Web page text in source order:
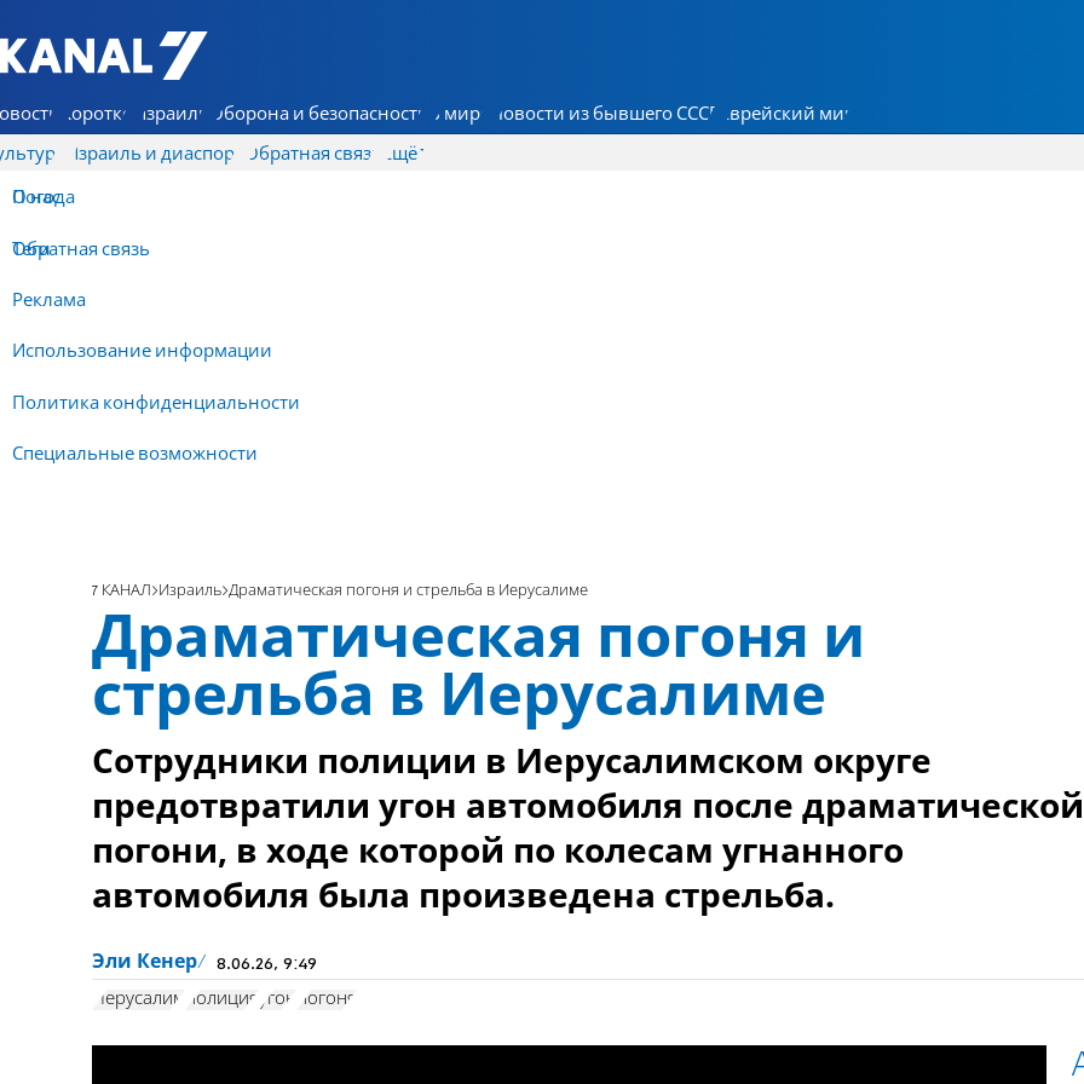
7 КАНАЛ - Аруц Шева
Коротко Израиль Оборона и безопасность В мире Новости из бывшего СССР Еврейский мир
Израиль и диаспора Обратная связь
О нас
Обратная связь
Реклама
Использование информации
Политика конфиденциальности
Специальные возможности
Ещё
Погода
Теги
7 КАНАЛ Израиль Драматическая погоня и стрельба в Иерусалиме
Драматическая погоня и
стрельба в Иерусалиме
Сотрудники полиции в Иерусалимском округе
предотвратили угон автомобиля после драматической
погони, в ходе которой по колесам угнанного
автомобиля была произведена стрельба.
Эли Кенер 8.06.26, 9:49
Иерусалим полиция угон погоня